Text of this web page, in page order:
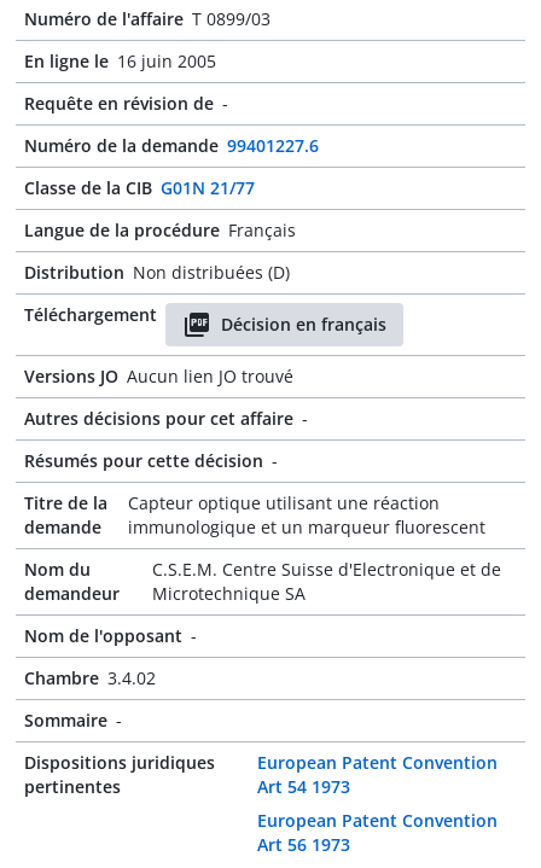
Numéro de l'affaire T 0899/03
En ligne le 16 juin 2005
Requête en révision de -
Numéro de la demande 99401227.6
Classe de la CIB G01N 21/77
Langue de la procédure Français
Distribution Non distribuées (D)
Téléchargement
Décision en français
Versions JO Aucun lien JO trouvé
Autres décisions pour cet affaire -
Résumés pour cette décision -
Titre de la
demande
Capteur optique utilisant une réaction
immunologique et un marqueur fluorescent
Nom du
demandeur
C.S.E.M. Centre Suisse d'Electronique et de
Microtechnique SA
Nom de l'opposant -
Chambre 3.4.02
Sommaire -
Dispositions juridiques
pertinentes
European Patent Convention
Art 54 1973
European Patent Convention
Art 56 1973